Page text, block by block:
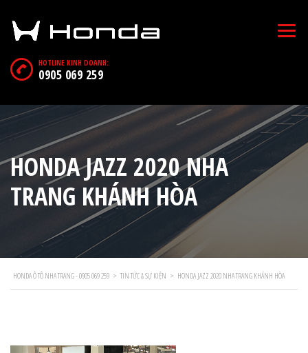
HOTLINE KINH DOANH:
0905 069 259
HONDA JAZZ 2020 NHA
TRANG KHÁNH HÒA
HONDA Ô TÔ NHA TRANG - 0905 069 259 > TIN TỨC & SỰ KIỆN > HONDA JAZZ 2020 NHA TRANG KHÁNH HÒA